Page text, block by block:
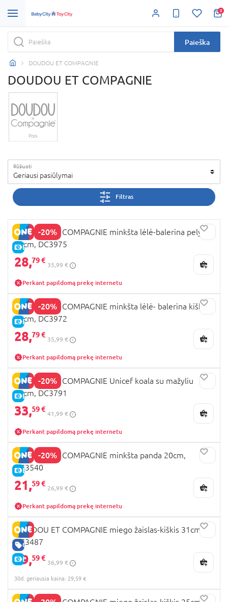
0
Paieška
DOUDOU ET COMPAGNIE
DOUDOU ET COMPAGNIE
Rūšiuoti
Geriausi pasiūlymai
Filtras
-20%
E-KAINA
DOUDOU ET COMPAGNIE minkšta lėlė-balerina pelytė
30cm, DC3975
28,79 €
35,99 €
Perkant papildomą prekę internetu
-20%
E-KAINA
DOUDOU ET COMPAGNIE minkšta lėlė- balerina kiškis
30cm, DC3972
28,79 €
35,99 €
Perkant papildomą prekę internetu
-20%
E-KAINA
DOUDOU ET COMPAGNIE Unicef koala su mažyliu
25cm, DC3791
33,59 €
41,99 €
Perkant papildomą prekę internetu
-20%
E-KAINA
DOUDOU ET COMPAGNIE minkšta panda 20cm,
DC3540
21,59 €
26,99 €
Perkant papildomą prekę internetu
GERA KAINA
E-KAINA
DOUDOU ET COMPAGNIE miego žaislas-kiškis 31cm,
DC3487
29,59 €
36,99 €
30d. geriausia kaina: 29,59 €